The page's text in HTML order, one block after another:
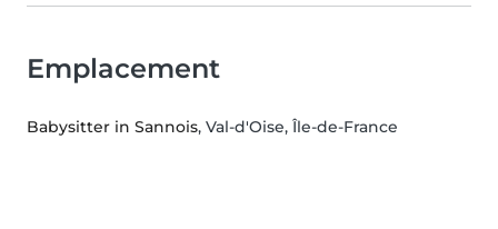
Emplacement
Babysitter in Sannois, Val-d'Oise, Île-de-France